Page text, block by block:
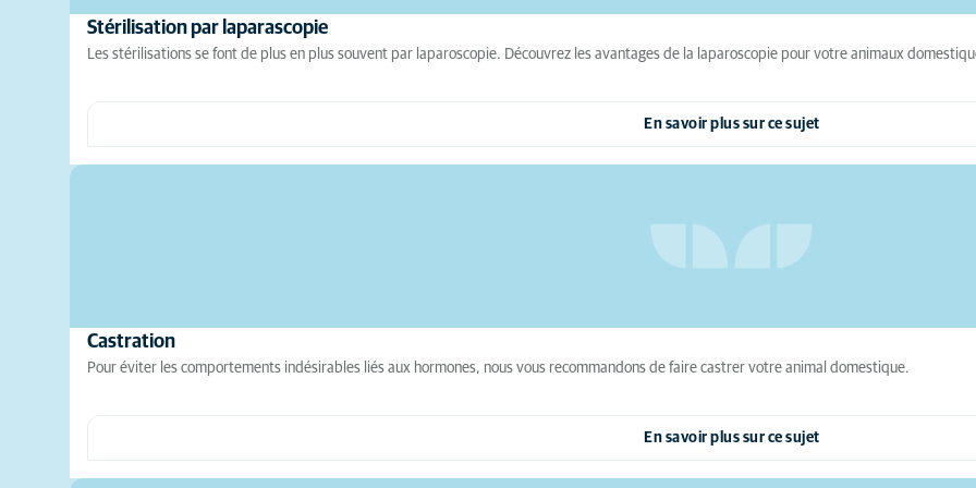
Stérilisation par laparascopie
Les stérilisations se font de plus en plus souvent par laparoscopie. Découvrez les avantages de la laparoscopie pour votre animaux
En savoir plus sur ce sujet
Castration
Pour éviter les comportements indésirables liés aux hormones, nous vous recommandons de faire castrer votre animal domestique.
En savoir plus sur ce sujet